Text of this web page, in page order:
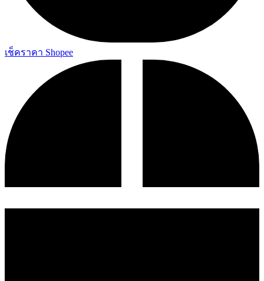
เช็คราคา Shopee